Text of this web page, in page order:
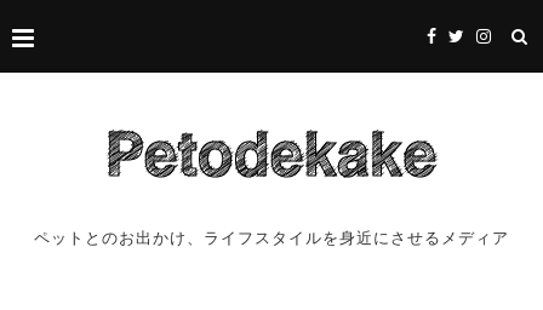
ペットとのお出かけ、ライフスタイルを身近にさせるメディア